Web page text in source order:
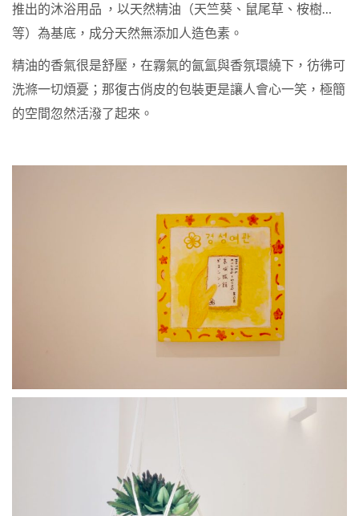
推出的沐浴用品 ，以天然精油（天竺葵、鼠尾草、桉樹…
等）為基底，成分天然無添加人造色素。
精油的香氣很是舒壓，在霧氣的氤氳與香氛環繞下，彷彿可
洗滌一切煩憂；那復古俏皮的包裝更是讓人會心一笑，極簡
的空間忽然活潑了起來。